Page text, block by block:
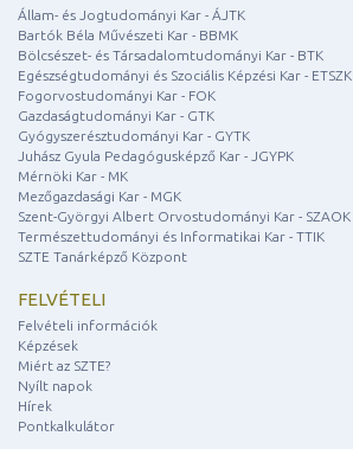
Állam- és Jogtudományi Kar - ÁJTK
Bartók Béla Művészeti Kar - BBMK
Bölcsészet- és Társadalomtudományi Kar - BTK
Egészségtudományi és Szociális Képzési Kar - ETSZK
Fogorvostudományi Kar - FOK
Gazdaságtudományi Kar - GTK
Gyógyszerésztudományi Kar - GYTK
Juhász Gyula Pedagógusképző Kar - JGYPK
Mérnöki Kar - MK
Mezőgazdasági Kar - MGK
Szent-Györgyi Albert Orvostudományi Kar - SZAOK
Természettudományi és Informatikai Kar - TTIK
SZTE Tanárképző Központ
FELVÉTELI
Felvételi információk
Képzések
Miért az SZTE?
Nyílt napok
Hírek
Pontkalkulátor